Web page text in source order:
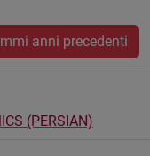
anni precedenti
(PERSIAN)